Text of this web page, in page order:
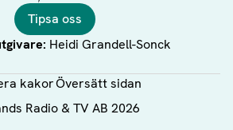
Tipsa oss
Heidi Grandell-Sonck
kakorÖversätt sidan
Radio & TV AB 2026